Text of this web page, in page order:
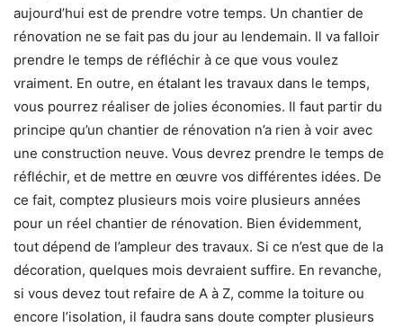
aujourd’hui est de prendre votre temps. Un chantier de
rénovation ne se fait pas du jour au lendemain. Il va falloir
prendre le temps de réfléchir à ce que vous voulez
vraiment. En outre, en étalant les travaux dans le temps,
vous pourrez réaliser de jolies économies. Il faut partir du
principe qu’un chantier de rénovation n’a rien à voir avec
une construction neuve. Vous devrez prendre le temps de
réfléchir, et de mettre en œuvre vos différentes idées. De
ce fait, comptez plusieurs mois voire plusieurs années
pour un réel chantier de rénovation. Bien évidemment,
tout dépend de l’ampleur des travaux. Si ce n’est que de la
décoration, quelques mois devraient suffire. En revanche,
si vous devez tout refaire de A à Z, comme la toiture ou
encore l’isolation, il faudra sans doute compter plusieurs